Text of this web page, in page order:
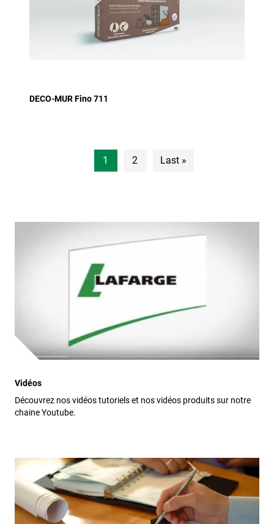
DECO-MUR Fino 711
Pagination
1 2
Last »
Vidéos
Découvrez nos vidéos tutoriels et nos vidéos produits sur notre
chaine Youtube.